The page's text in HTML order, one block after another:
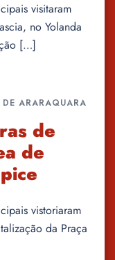
visitaram
no Yolanda
[…]
DE ARARAQUARA
de
de
vistoriaram
da Praça